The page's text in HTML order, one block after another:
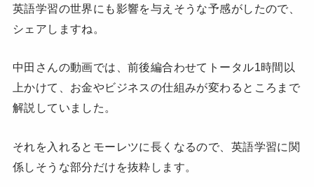
英語学習の世界にも影響を与えそうな予感がしたので、
シェアしますね。
中田さんの動画では、前後編合わせてトータル1時間以
上かけて、お金やビジネスの仕組みが変わるところまで
解説していました。
それを入れるとモーレツに長くなるので、英語学習に関
係しそうな部分だけを抜粋します。